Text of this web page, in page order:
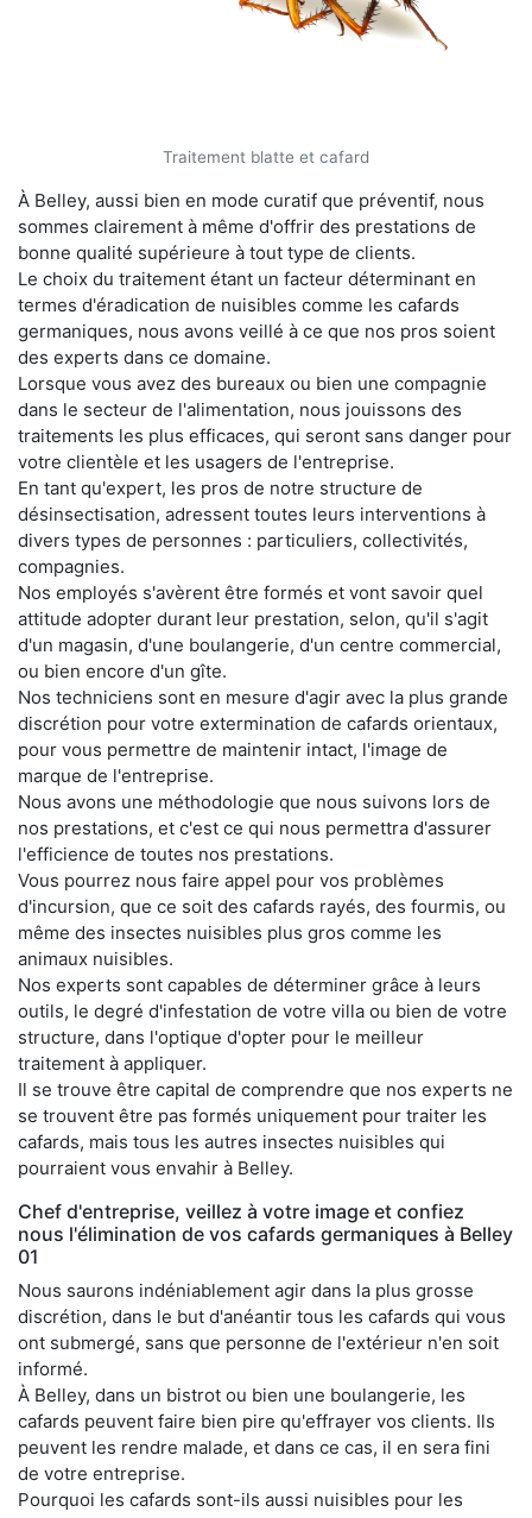
Traitement blatte et cafard
À Belley, aussi bien en mode curatif que préventif, nous
sommes clairement à même d'offrir des prestations de
bonne qualité supérieure à tout type de clients.
Le choix du traitement étant un facteur déterminant en
termes d'éradication de nuisibles comme les cafards
germaniques, nous avons veillé à ce que nos pros soient
des experts dans ce domaine.
Lorsque vous avez des bureaux ou bien une compagnie
dans le secteur de l'alimentation, nous jouissons des
traitements les plus efficaces, qui seront sans danger pour
votre clientèle et les usagers de l'entreprise.
En tant qu'expert, les pros de notre structure de
désinsectisation, adressent toutes leurs interventions à
divers types de personnes : particuliers, collectivités,
compagnies.
Nos employés s'avèrent être formés et vont savoir quel
attitude adopter durant leur prestation, selon, qu'il s'agit
d'un magasin, d'une boulangerie, d'un centre commercial,
ou bien encore d'un gîte.
Nos techniciens sont en mesure d'agir avec la plus grande
discrétion pour votre extermination de cafards orientaux,
pour vous permettre de maintenir intact, l'image de
marque de l'entreprise.
Nous avons une méthodologie que nous suivons lors de
nos prestations, et c'est ce qui nous permettra d'assurer
l'efficience de toutes nos prestations.
Vous pourrez nous faire appel pour vos problèmes
d'incursion, que ce soit des cafards rayés, des fourmis, ou
même des insectes nuisibles plus gros comme les
animaux nuisibles.
Nos experts sont capables de déterminer grâce à leurs
outils, le degré d'infestation de votre villa ou bien de votre
structure, dans l'optique d'opter pour le meilleur
traitement à appliquer.
Il se trouve être capital de comprendre que nos experts ne
se trouvent être pas formés uniquement pour traiter les
cafards, mais tous les autres insectes nuisibles qui
pourraient vous envahir à Belley.
Chef d'entreprise, veillez à votre image et confiez
nous l'élimination de vos cafards germaniques à Belley
01
Nous saurons indéniablement agir dans la plus grosse
discrétion, dans le but d'anéantir tous les cafards qui vous
ont submergé, sans que personne de l'extérieur n'en soit
informé.
À Belley, dans un bistrot ou bien une boulangerie, les
cafards peuvent faire bien pire qu'effrayer vos clients. Ils
peuvent les rendre malade, et dans ce cas, il en sera fini
de votre entreprise.
Pourquoi les cafards sont-ils aussi nuisibles pour les